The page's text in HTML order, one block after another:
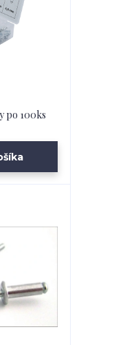
po 100ks